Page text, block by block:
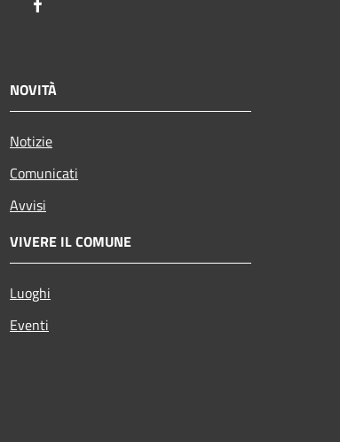
NOVITÀ
Notizie
Comunicati
Avvisi
VIVERE IL COMUNE
Luoghi
Eventi